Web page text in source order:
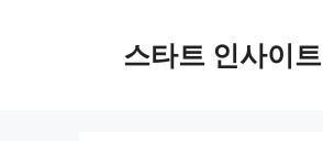
스타트 인사이트